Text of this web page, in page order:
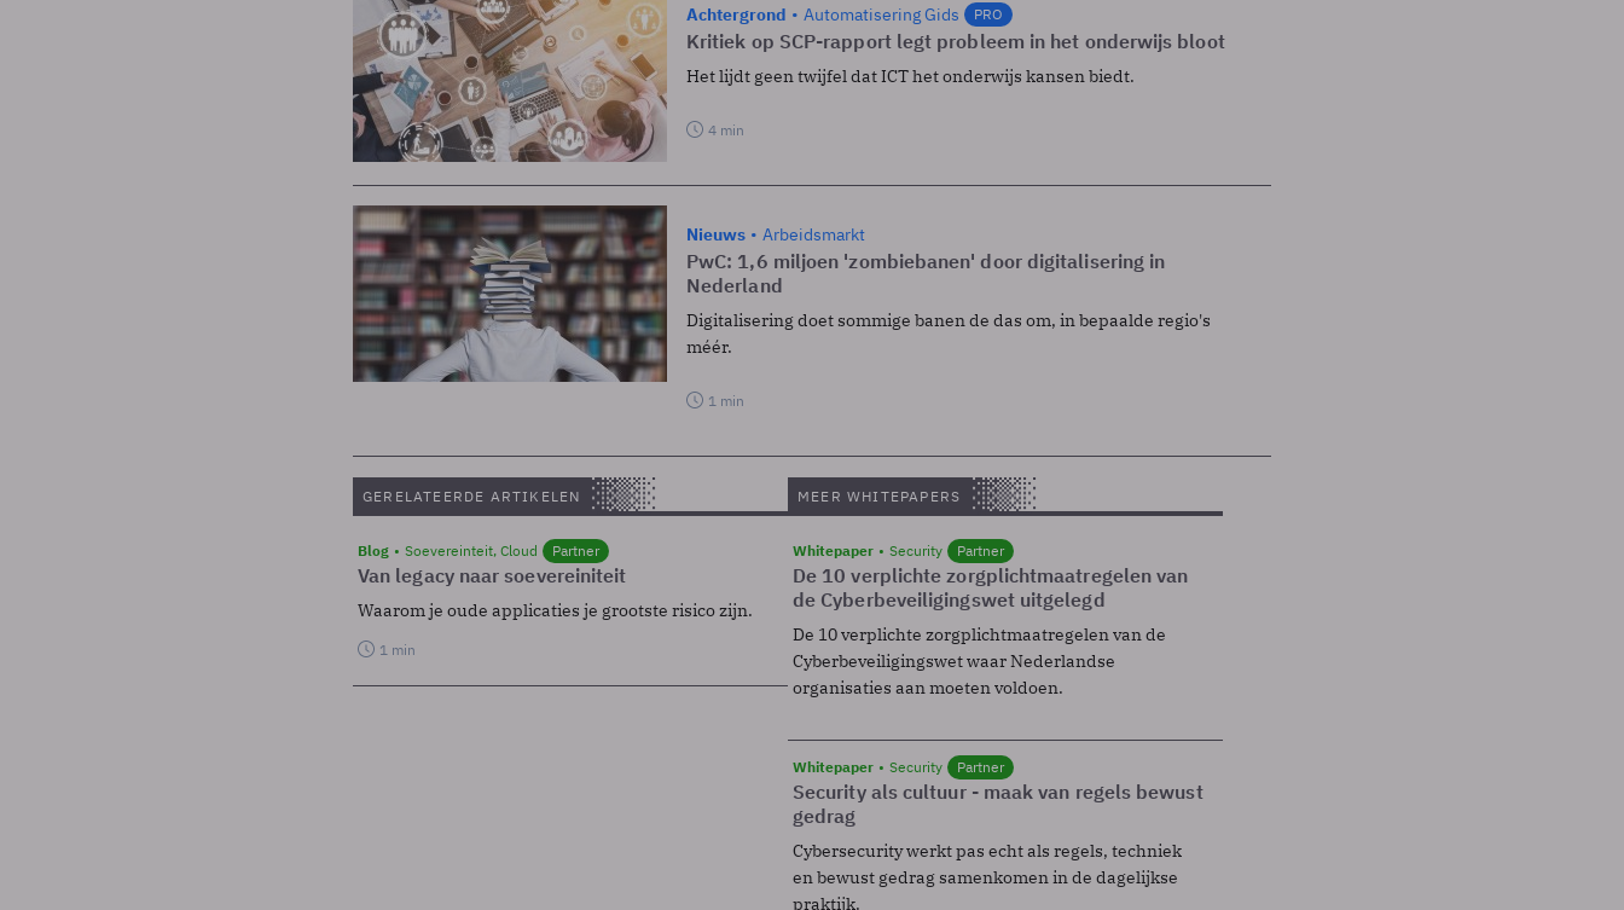
Achtergrond Automatisering Gids PRO
Kritiek op SCP-rapport legt probleem in het onderwijs bloot
Het lijdt geen twijfel dat ICT het onderwijs kansen biedt.
4 min
Nieuws Arbeidsmarkt
PwC: 1,6 miljoen 'zombiebanen' door digitalisering in
Nederland
Digitalisering doet sommige banen de das om, in bepaalde regio's
méér.
1 min
GERELATEERDE ARTIKELEN
Blog Soevereinteit, Cloud Partner
Van legacy naar soevereiniteit
Waarom je oude applicaties je grootste risico zijn.
1 min
MEER WHITEPAPERS
Whitepaper Security Partner
De 10 verplichte zorgplichtmaatregelen van
de Cyberbeveiligingswet uitgelegd
De 10 verplichte zorgplichtmaatregelen van de
Cyberbeveiligingswet waar Nederlandse
organisaties aan moeten voldoen.
Whitepaper Security Partner
Security als cultuur - maak van regels bewust
gedrag
Cybersecurity werkt pas echt als regels, techniek
en bewust gedrag samenkomen in de dagelijkse
praktijk.